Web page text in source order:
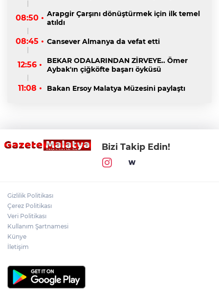
08:50 • Arapgir Çarşını dönüştürmek için ilk temel
atıldı
08:45 • Cansever Almanya da vefat etti
12:56 •
BEKAR ODALARINDAN ZİRVEYE.. Ömer
Aybak'ın çiğköfte başarı öyküsü
11:08 • Bakan Ersoy Malatya Müzesini paylaştı
Bizi Takip Edin!
Gizlilik Politikası
Çerez Politikası
Veri Politikası
Kullanım Şartnamesi
Künye
İletişim